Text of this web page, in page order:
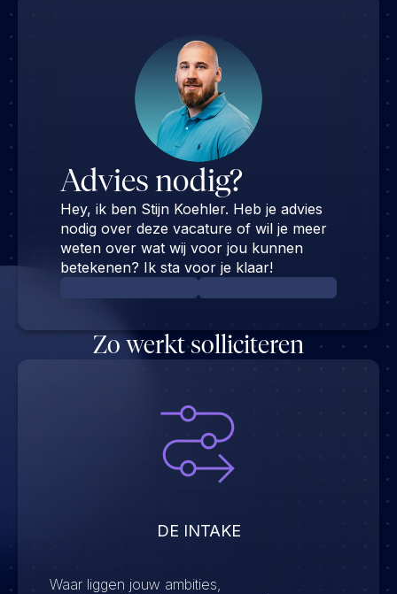
Advies nodig?
Hey, ik ben Stijn Koehler. Heb je advies
nodig over deze vacature of wil je meer
weten over wat wij voor jou kunnen
betekenen? Ik sta voor je klaar!
Zo werkt solliciteren
DE INTAKE
Waar liggen jouw ambities,